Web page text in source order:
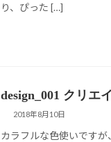
り、ぴった […]
design_001 クリエ
2018年8月10日
カラフルな色使いです